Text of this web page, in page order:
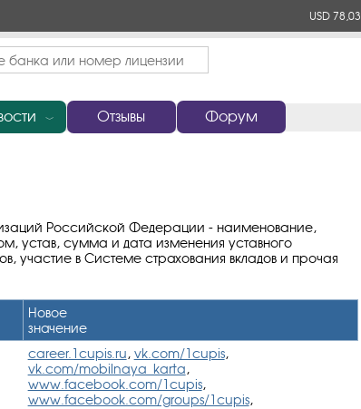
USD 78,03
﹀ Отзывы Форум
Российской Федерации - наименование,
устав, сумма и дата изменения уставного
участие в Системе страхования вкладов и прочая
Новое
значение
career.1cupis.ru, vk.com/1cupis,
vk.com/mobilnaya_karta,
www.facebook.com/1cupis,
www.facebook.com/groups/1cupis,